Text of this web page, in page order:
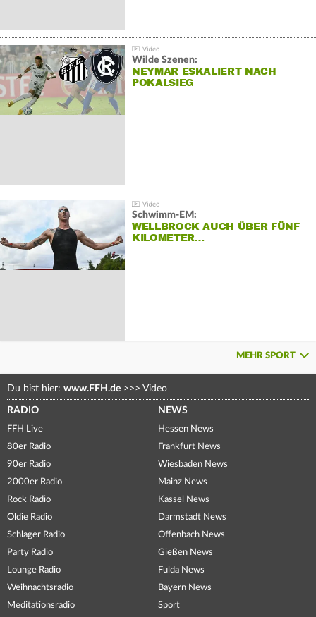
Wilde Szenen:
NEYMAR ESKALIERT NACH
POKALSIEG
Schwimm-EM:
WELLBROCK AUCH ÜBER FÜNF
KILOMETER…
MEHR SPORT
Du bist hier: www.FFH.de >>> Video
RADIO
FFH Live
80er Radio
90er Radio
2000er Radio
Rock Radio
Oldie Radio
Schlager Radio
Party Radio
Lounge Radio
Weihnachtsradio
Meditationsradio
NEWS
Hessen News
Frankfurt News
Wiesbaden News
Mainz News
Kassel News
Darmstadt News
Offenbach News
Gießen News
Fulda News
Bayern News
Sport